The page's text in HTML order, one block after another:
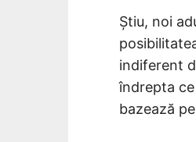
Știu, noi
indiferent
îndrepta
bazează